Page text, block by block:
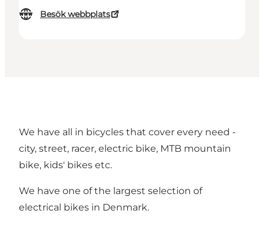
Besök webbplats
We have all in bicycles that cover every need -
city, street, racer, electric bike, MTB mountain
bike, kids' bikes etc.
We have one of the largest selection of
electrical bikes in Denmark.